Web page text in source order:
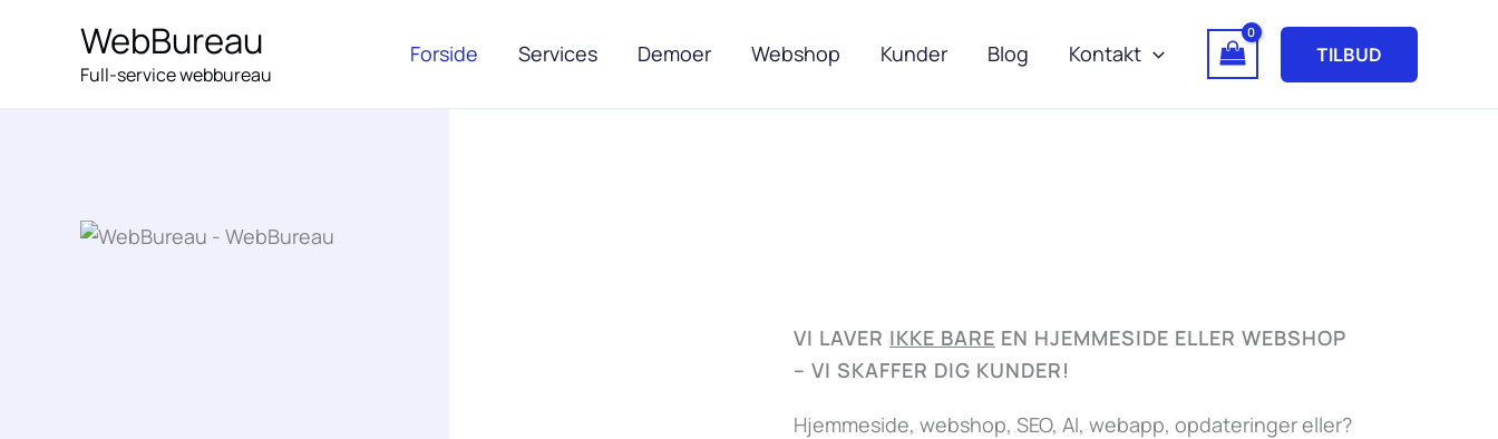
indholdet
WebBureau
Full-service webbureau
Forside Services Demoer Webshop Kunder Blog Kontakt TILBUD
VI LAVER IKKE BARE EN HJEMMESIDE ELLER WEBSHOP
– VI SKAFFER DIG KUNDER!
Hjemmeside, webshop, SEO, AI, webapp, opdateringer eller?